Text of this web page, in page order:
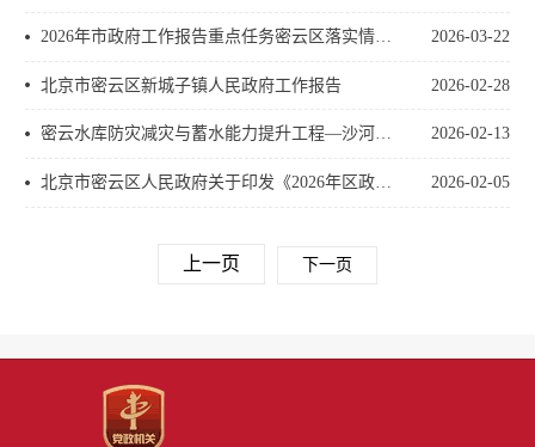
2026年市政府工作报告重点任务密云区落实情况（一季度） 2026-03-22
北京市密云区新城子镇人民政府工作报告 2026-02-28
密云水库防灾减灾与蓄水能力提升工程—沙河地块安置房项目工程进展情况 2026-02-13
北京市密云区人民政府关于印发《2026年区政府工作报告重点任务清单》的通知 2026-02-05
上一页 下一页